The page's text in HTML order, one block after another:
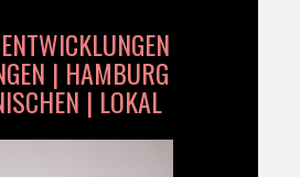
| HAMBURG
| LOKAL